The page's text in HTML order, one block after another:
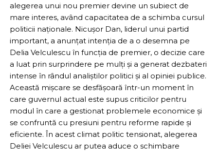
alegerea unui nou premier devine un subiect de
mare interes, având capacitatea de a schimba cursul
politicii naționale. Nicușor Dan, liderul unui partid
important, a anunțat intenția de a o desemna pe
Delia Velculescu în funcția de premier, o decizie care
a luat prin surprindere pe mulți și a generat dezbateri
intense în rândul analiștilor politici și al opiniei publice.
Această mișcare se desfășoară într-un moment în
care guvernul actual este supus criticilor pentru
modul în care a gestionat problemele economice și
se confruntă cu presiuni pentru reforme rapide și
eficiente. În acest climat politic tensionat, alegerea
Deliei Velculescu ar putea aduce o schimbare